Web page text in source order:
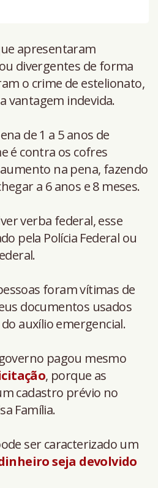
apresentaram
divergentes de forma
o crime de estelionato,
vantagem indevida.
de 1 a 5 anos de
é contra os cofres
na pena, fazendo
a 6 anos e 8 meses.
verba federal, esse
pela Polícia Federal ou
foram vítimas de
documentos usados
auxílio emergencial.
pagou mesmo
, porque as
cadastro prévio no
Família.
ser caracterizado um
seja devolvido